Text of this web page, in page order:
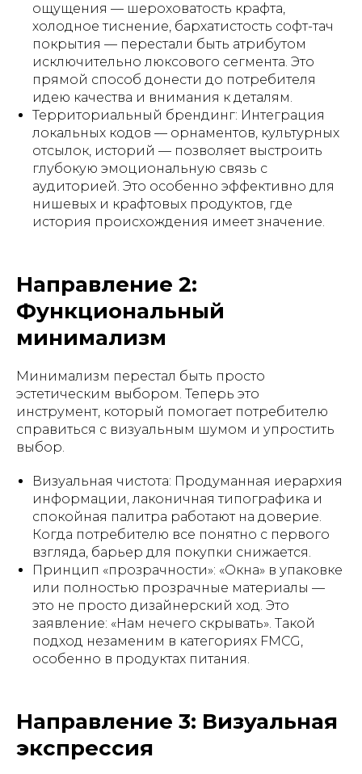
ощущения — шероховатость крафта,
холодное тиснение, бархатистость софт-тач
покрытия — перестали быть атрибутом
исключительно люксового сегмента. Это
прямой способ донести до потребителя
идею качества и внимания к деталям.
Территориальный брендинг: Интеграция
локальных кодов — орнаментов, культурных
отсылок, историй — позволяет выстроить
глубокую эмоциональную связь с
аудиторией. Это особенно эффективно для
нишевых и крафтовых продуктов, где
история происхождения имеет значение.
Направление 2:
Функциональный
минимализм
Минимализм перестал быть просто
эстетическим выбором. Теперь это
инструмент, который помогает потребителю
справиться с визуальным шумом и упростить
выбор.
Визуальная чистота: Продуманная иерархия
информации, лаконичная типографика и
спокойная палитра работают на доверие.
Когда потребителю все понятно с первого
взгляда, барьер для покупки снижается.
Принцип «прозрачности»: «Окна» в упаковке
или полностью прозрачные материалы —
это не просто дизайнерский ход. Это
заявление: «Нам нечего скрывать». Такой
подход незаменим в категориях FMCG,
особенно в продуктах питания.
Направление 3: Визуальная
экспрессия